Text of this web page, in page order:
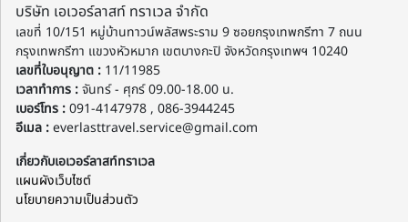
บริษัท เอเวอร์ลาสท์ ทราเวล จำกัด
เลขที่ 10/151 หมู่บ้านทาวน์พลัสพระราม 9 ซอยกรุงเทพกรีฑา 7 ถนน
กรุงเทพกรีฑา แขวงหัวหมาก เขตบางกะปิ จังหวัดกรุงเทพฯ 10240
เลขที่ใบอนุญาต : 11/11985
เวลาทำการ :จันทร์ - ศุกร์ 09.00-18.00 น.
เบอร์โทร :091-4147978 , 086-3944245
อีเมล :everlasttravel.service@gmail.com
เกี่ยวกับเอเวอร์ลาสท์ทราเวล
แผนผังเว็บไซต์
นโยบายความเป็นส่วนตัว